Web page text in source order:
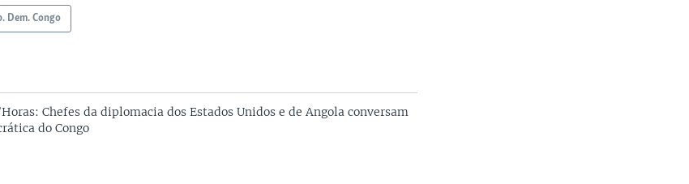
Dem. Congo
Chefes da diplomacia dos Estados Unidos e de Angola conversam
do Congo